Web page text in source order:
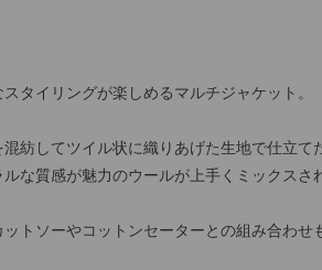
タイリングが楽しめるマルチジャケット。
紡してツイル状に織りあげた生地で仕立て
な質感が魅力のウールが上手くミックス
トソーやコットンセーターとの組み合わ